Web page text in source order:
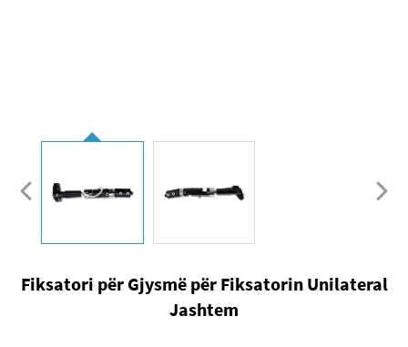
Fiksatori për Gjysmë për Fiksatorin Unilateral
Jashtem